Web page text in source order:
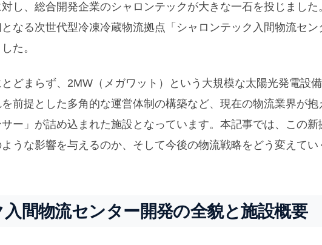
し、総合開発企業のシャロンテックが大きな一石を投じました
なる次世代型冷凍冷蔵物流拠点「シャロンテック入間物流セン
た。
どまらず、2MW（メガワット）という大規模な太陽光発電設
前提とした多角的な運営体制の構築など、現在の物流業界が抱
ー」が詰め込まれた施設となっています。本記事では、この新
うな影響を与えるのか、そして今後の物流戦略をどう変えてい
間物流センター開発の全貌と施設概要